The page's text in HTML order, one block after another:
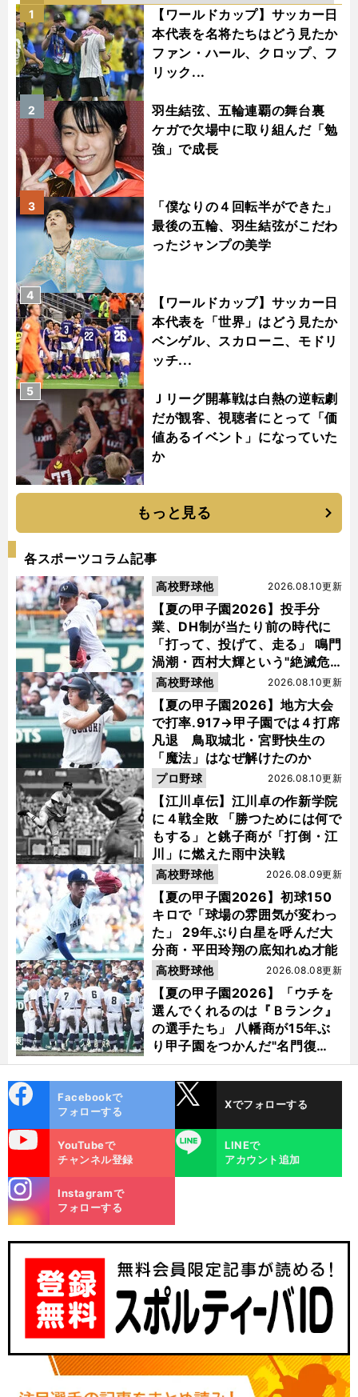
【ワールドカップ】サッカー日
本代表を名将たちはどう見たか
ファン・ハール、クロップ、フ
リック...
1
羽生結弦、五輪連覇の舞台裏
ケガで欠場中に取り組んだ「勉
強」で成長
2
「僕なりの４回転半ができた」
最後の五輪、羽生結弦がこだわ
ったジャンプの美学
3
【ワールドカップ】サッカー日
本代表を「世界」はどう見たか
ベンゲル、スカローニ、モドリ
ッチ...
4
Ｊリーグ開幕戦は白熱の逆転劇
だが観客、視聴者にとって「価
値あるイベント」になっていた
か
5
もっと見る
各スポーツコラム記事
【夏の甲子園2026】投手分
業、DH制が当たり前の時代に
「打って、投げて、走る」 鳴門
渦潮・西村大輝という"絶滅危
惧種"
2026.08.10更新
高校野球他
【夏の甲子園2026】地方大会
で打率.917→甲子園では４打席
凡退 鳥取城北・宮野快生の
「魔法」はなぜ解けたのか
2026.08.10更新
高校野球他
【江川卓伝】江川卓の作新学院
に４戦全敗 「勝つためには何で
もする」と銚子商が「打倒・江
川」に燃えた雨中決戦
2026.08.10更新
プロ野球
【夏の甲子園2026】初球150
キロで「球場の雰囲気が変わっ
た」 29年ぶり白星を呼んだ大
分商・平田玲翔の底知れぬ才能
2026.08.09更新
高校野球他
【夏の甲子園2026】「ウチを
選んでくれるのは『Ｂランク』
の選手たち」 八幡商が15年ぶ
り甲子園をつかんだ"名門復
活"の舞台裏
2026.08.08更新
高校野球他
ok
Facebookで
フォローする
Xでフォローする
YouTubeで
チャンネル登録
LINE
LINEで
アカウント追加
m
Instagramで
フォローする